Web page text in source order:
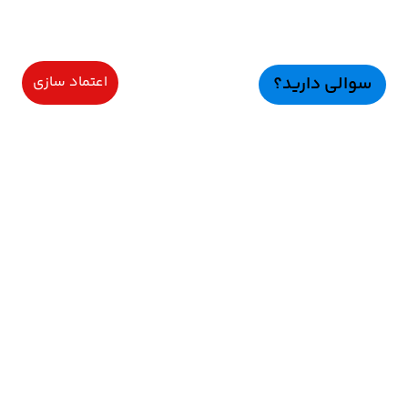
سوالی دارید؟ اعتماد سازی